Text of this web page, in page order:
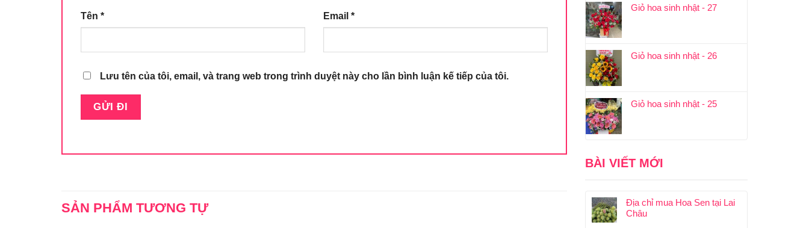
Giỏ hoa sinh nhật - 27
Giỏ hoa sinh nhật - 26
Giỏ hoa sinh nhật - 25
BÀI VIẾT MỚI
Địa chỉ mua Hoa Sen tại Lai
Châu
Tên * Email *
Lưu tên của tôi, email, và trang web trong trình duyệt này cho lần bình luận kế tiếp của tôi.
SẢN PHẨM TƯƠNG TỰ